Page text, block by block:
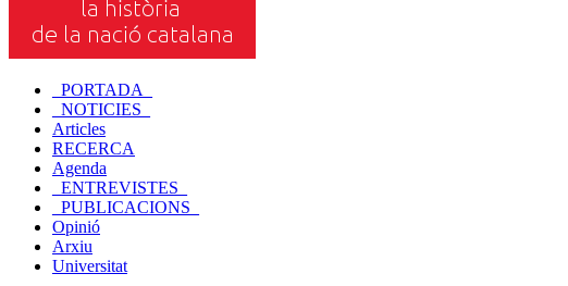
_PORTADA_
_NOTICIES_
Articles
RECERCA
Agenda
_ENTREVISTES_
_PUBLICACIONS_
Opinió
Arxiu
Universitat